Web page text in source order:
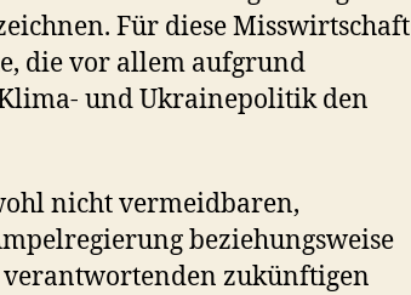
Für diese Misswirtschaft
die vor allem aufgrund
und Ukrainepolitik den
nicht vermeidbaren,
beziehungsweise
zukünftigen